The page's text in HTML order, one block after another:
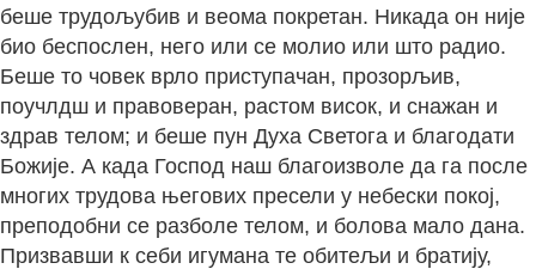
беше трудољубив и веома покретан. Никада он није
био беспослен, него или се молио или што радио.
Беше то човек врло приступачан, прозорљив,
поучлдш и правоверан, растом висок, и снажан и
здрав телом; и беше пун Духа Светога и благодати
Божије. А када Господ наш благоизволе да га после
многих трудова његових пресели у небески покој,
преподобни се разболе телом, и болова мало дана.
Призвавши к себи игумана те обитељи и братију,